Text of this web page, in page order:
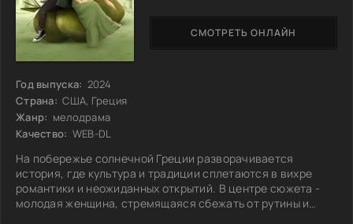
Год выпуска: 2024
Страна: США, Греция
Жанр: мелодрама
Качество: WEB-DL
На побережье солнечной Греции разворачивается
история, где культура и традиции сплетаются в вихре
романтики и неожиданных открытий. В центре сюжета -
молодая женщина, стремящаяся сбежать от рутины и
СМОТРЕТЬ ОНЛАЙН